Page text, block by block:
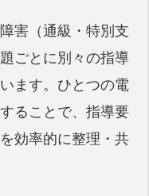
害（通級・特別支
ごとに別々の指導
ます。ひとつの電
ることで、指導要
効率的に整理・共